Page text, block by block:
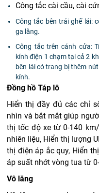
Công tắc cài cầu, cài
Công tắc bên trái ghế lái:
ga lăng.
Công tắc trên cánh cửa:
kính điện 1 chạm tại cả 2
bên lái có trang bị thêm
kính.
Đồng hồ Táp lô
Hiển thị đầy đủ các chỉ
nhìn và bắt mắt giúp
thị tốc độ xe từ 0-140
nhiên liệu, Hiển thị lượng
thị điện áp ắc quy, Hiển
áp suất nhớt vòng tua từ
Vô lăng